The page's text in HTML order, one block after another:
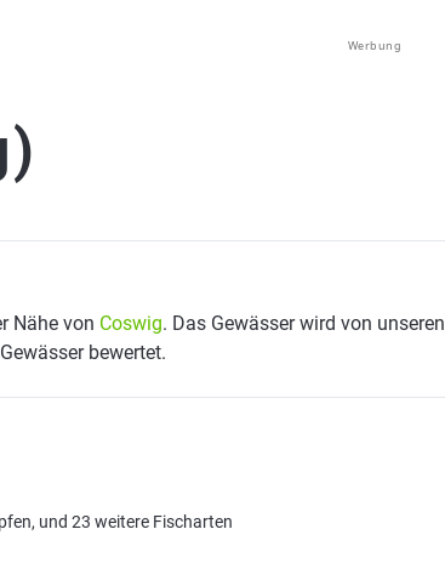
Werbung
Nähe von Coswig. Das Gewässer wird von unseren
bewertet.
und 23 weitere Fischarten